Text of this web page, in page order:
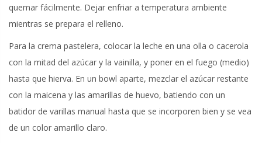
quemar fácilmente. Dejar enfriar a temperatura ambiente
mientras se prepara el relleno.
Para la crema pastelera, colocar la leche en una olla o cacerola
con la mitad del azúcar y la vainilla, y poner en el fuego (medio)
hasta que hierva. En un bowl aparte, mezclar el azúcar restante
con la maicena y las amarillas de huevo, batiendo con un
batidor de varillas manual hasta que se incorporen bien y se vea
de un color amarillo claro.